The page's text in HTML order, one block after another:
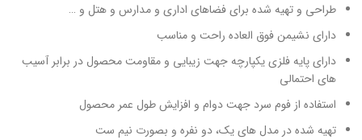
طراحی و تهیه شده برای فضاهای اداری و مدارس و هتل و …
دارای نشیمن فوق العاده راحت و مناسب
دارای پایه فلزی یکپارچه جهت زیبایی و مقاومت محصول در برابر آسیب
های احتمالی
استفاده از فوم سرد جهت دوام و افزایش طول عمر محصول
تهیه شده در مدل های یک، دو نفره و بصورت نیم ست